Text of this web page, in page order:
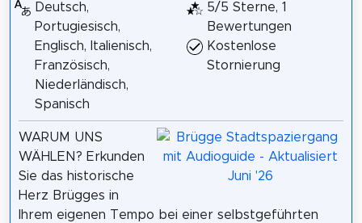
Deutsch,
Portugiesisch,
Englisch, Italienisch,
Französisch,
Niederländisch,
Spanisch
5/5 Sterne, 1
Bewertungen
Kostenlose
Stornierung
WARUM UNS
WÄHLEN? Erkunden
Sie das historische
Herz Brügges in
Ihrem eigenen Tempo bei einer selbstgeführten